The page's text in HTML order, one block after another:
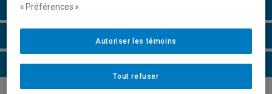
Horaire - Été 2026
Horaire - Automne 2026
Horaire - Hiver 2027
« Préférences ».
Tout refuser
Autoriser les témoins